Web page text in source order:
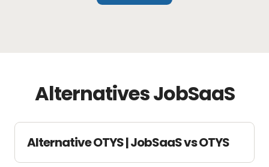
Alternatives JobSaaS
Alternative OTYS | JobSaaS vs OTYS